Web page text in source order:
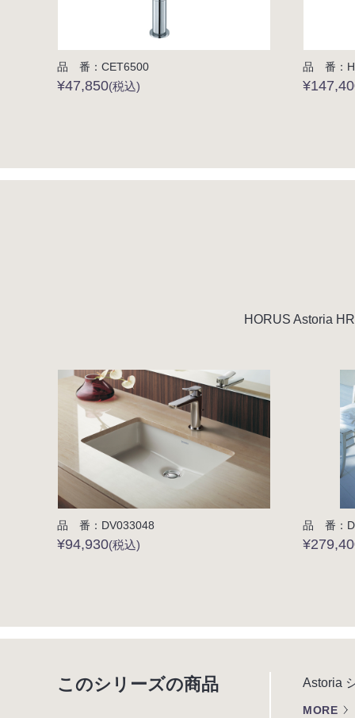
品 番：CET6500
¥47,850(税込)
品 番：
HORUS Astoria
品 番：DV033048
¥94,930(税込)
品 番：
このシリーズの商品 Astoria
MORE